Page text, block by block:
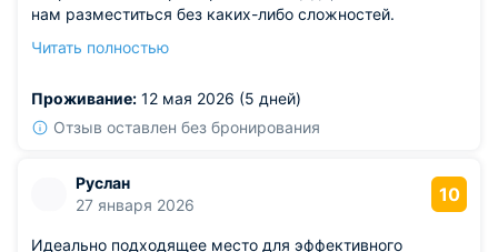
нам разместиться без каких-либо сложностей.
отдыхающим. А ресторан, который работает при отеле,
Читать полностью
Проживание: 12 мая 2026 (5 дней)
Отзыв оставлен без бронирования
Руслан
27 января 2026
10
Идеально подходящее место для эффективного